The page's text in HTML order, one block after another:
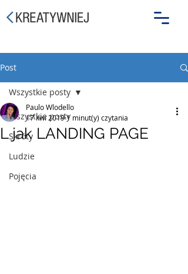
Post
Wszystkie posty
Skróty
Ludzie
Pojęcia
Wszystkie posty
L jak LANDING PAGE
Paulo Wlodello
17 kwi 20191 minut(y) czytania